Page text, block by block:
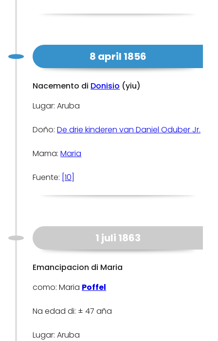
8 april 1856
Nacemento di Donisio (yiu)
Lugar: Aruba
Doño:De drie kinderen van Daniel Oduber Jr.
Mama:Maria
Fuente: [10]
1 juli 1863
Emancipacion di Maria
como: Maria Poffel
Na edad di: ± 47 aña
Lugar: Aruba